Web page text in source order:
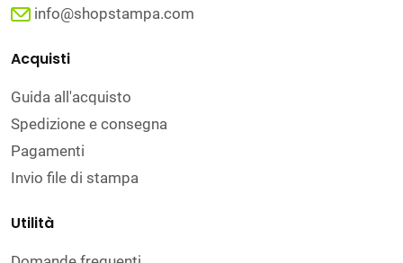
info@shopstampa.com
Acquisti
Guida all'acquisto
Spedizione e consegna
Pagamenti
Invio file di stampa
Utilità